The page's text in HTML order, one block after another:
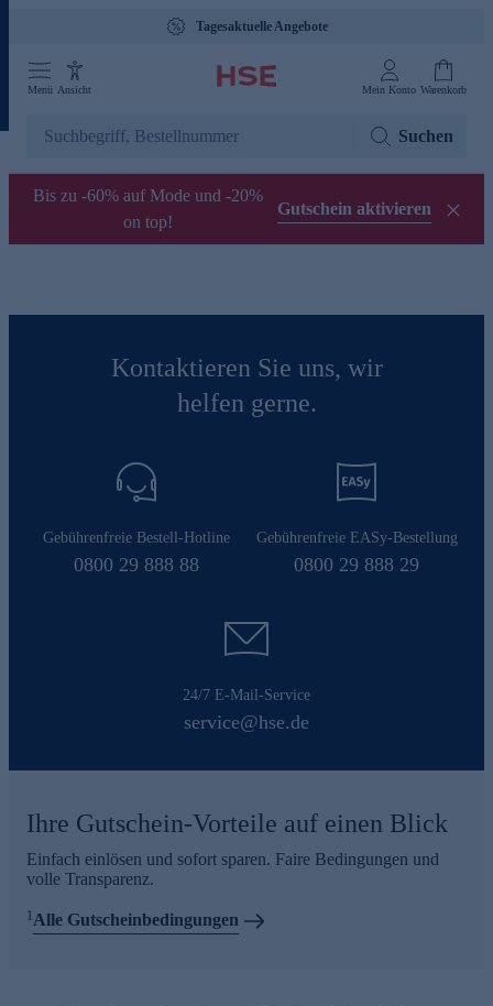
Tagesaktuelle Angebote
Menü Ansicht Mein Konto Warenkorb
Suchen
Bis zu -60% auf Mode und -20%
on top!
Gutschein aktivieren
Kontaktieren Sie uns, wir
helfen gerne.
Gebührenfreie Bestell-Hotline
0800 29 888 88
Gebührenfreie EASy-Bestellung
0800 29 888 29
24/7 E-Mail-Service
service@hse.de
Ihre Gutschein-Vorteile auf einen Blick
Einfach einlösen und sofort sparen. Faire Bedingungen und
volle Transparenz.
1Alle Gutscheinbedingungen